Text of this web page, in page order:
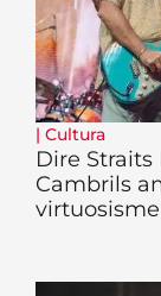
| Cultura
Dire Straits
Cambrils
virtuosisme